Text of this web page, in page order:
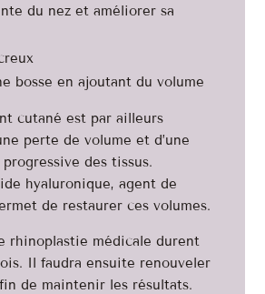
du nez et améliorer sa
bosse en ajoutant du volume
cutané est par ailleurs
perte de volume et d’une
des tissus.
hyaluronique, agent de
de restaurer ces volumes.
rhinoplastie médicale durent
Il faudra ensuite renouveler
de maintenir les résultats.